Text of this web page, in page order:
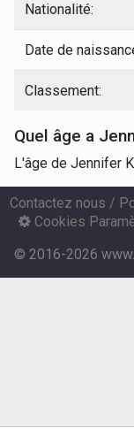
Nationalité:
Date de
Classement:
Quel âge a
L'âge de Jennifer
Contactez nous /
Cookies
© 2016-2026